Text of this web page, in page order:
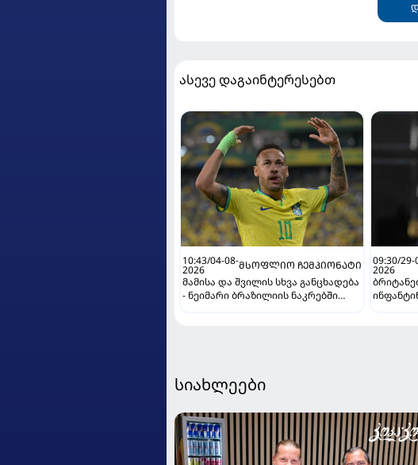
ასევე დაგაინტერესებთ
10:43/04-08-
2026
ᲛᲡᲝᲤᲚᲘᲝ ᲩᲔᲛᲞᲘᲝᲜᲐᲢᲘ
მამისა და შვილის სხვა განცხადება
- ნეიმარი ბრაზილიის ნაკრებში
09:30/29-
2026
სიახლეები